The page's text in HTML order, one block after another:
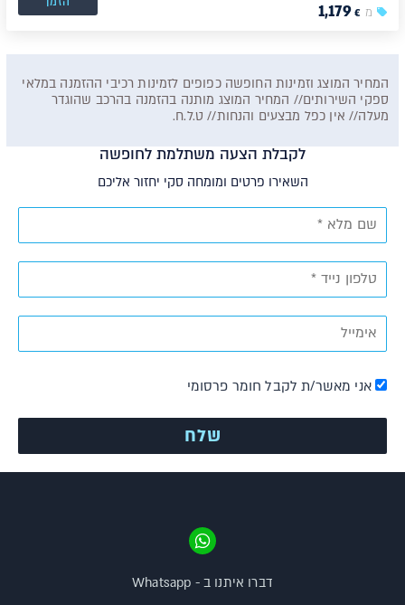
מ 1,179 €
המחיר המוצג וזמינות החופשה כפופים לזמינות רכיבי ההזמנה במלאי
ספקי השירותים// המחיר המוצג מותנה בהזמנה בהרכב שהוגדר
מעלה// אין כפל מבצעים והנחות// ט.ל.ח.
לקבלת הצעה משתלמת לחופשה
השאירו פרטים ומומחה סקי יחזור אליכם
אני מאשר/ת לקבל חומר פרסומי
דברו איתנו ב - Whatsapp